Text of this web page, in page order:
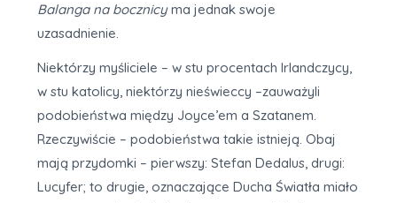
Balanga na bocznicyma jednak swoje
uzasadnienie.
Niektórzy myśliciele – w stu procentach Irlandczycy,
w stu katolicy, niektórzy nieświeccy –zauważyli
podobieństwa między Joyce’em a Szatanem.
Rzeczywiście – podobieństwa takie istnieją. Obaj
mają przydomki – pierwszy: Stefan Dedalus, drugi:
Lucyfer; to drugie, oznaczające Ducha Światła miało